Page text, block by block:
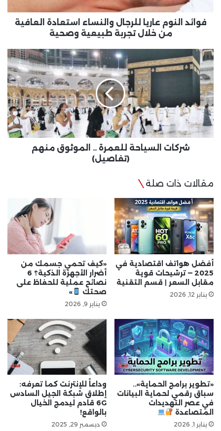
تجربة
فوائد النوم عاريا للرجال والنساء استعادة العافية
من خلال تجربة طبيعية وصحية
شركات
السياحة
للعمرة
..
الموثوق
منهم
(تفاصيل)
شركات السياحة للعمرة .. الموثوق منهم
(تفاصيل)
مقالات ذات صلة
أفضل هواتف اقتصادية في
2025 — ترشيحات قوية
مقابل السعر | قسم التقنية
يناير 12, 2026
«كيف تحمي جسمك من
أضرار الأجهزة الذكية؟ 6
نصائح عملية للحفاظ على
صحتك
»
يناير 9, 2026
«تطوير برامج الحماية»..
سباق رقمي لحماية البيانات
في عصر التهديدات
المتصاعدة
يناير 1, 2026
وداعاً للإنترنت كما تعرفه:
إطلاق شبكة الجيل السادس
6G قادم ليدمج الخيال
بالواقع!
ديسمبر 29, 2025